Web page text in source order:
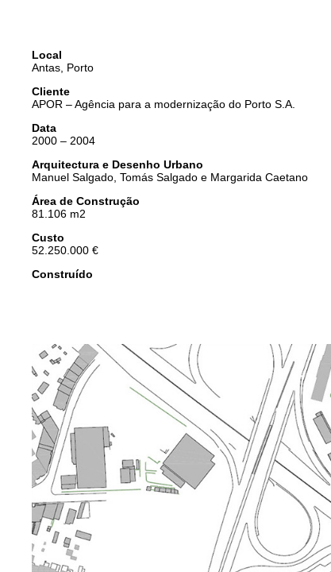
Local
Antas, Porto
Cliente
APOR – Agência para a modernização do Porto S.A.
Data
2000 – 2004
Arquitectura e Desenho Urbano
Manuel Salgado, Tomás Salgado e Margarida Caetano
Área de Construção
81.106 m2
Custo
52.250.000 €
Construído